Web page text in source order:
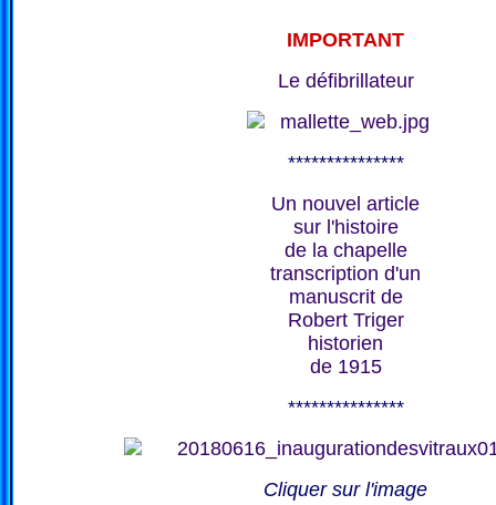
IMPORTANT
Le défibrillateur
***************
Un nouvel article
sur l'histoire
de la chapelle
transcription d'un
manuscrit de
Robert Triger
historien
de 1915
***************
Cliquer sur l'image